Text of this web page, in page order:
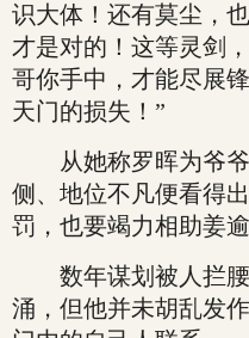
识大体！还有莫尘，
才是对的！这等灵剑
哥你手中，才能尽展
天门的损失！”
从她称罗晖为爷爷
侧、地位不凡便看得
罚，也要竭力相助姜逾
数年谋划被人拦腰
涌，但他并未胡乱发